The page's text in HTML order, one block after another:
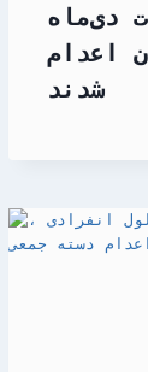
دی‌ماه
اعدام
شدند